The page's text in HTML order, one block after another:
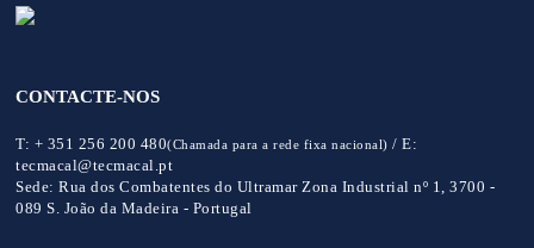
CONTACTE-NOS
T: + 351 256 200 480(Chamada para a rede fixa nacional) /E:
tecmacal@tecmacal.pt
Sede: Rua dos Combatentes do Ultramar Zona Industrial nº 1, 3700 -
089 S. João da Madeira - Portugal